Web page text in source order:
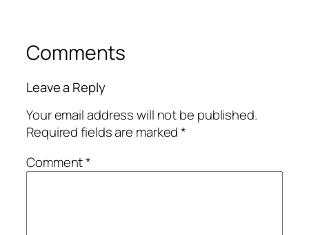
Comments
Leave a Reply
Your email address will not be published.
Required fields are marked*
Comment*